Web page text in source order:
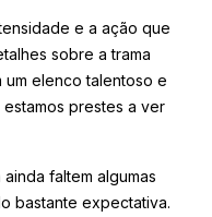
e a ação que
sobre a trama
um elenco talentoso e
prestes a ver
faltem algumas
bastante expectativa.